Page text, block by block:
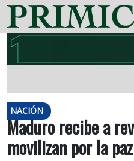
NACIÓN
Maduro recibe a
movilizan por la